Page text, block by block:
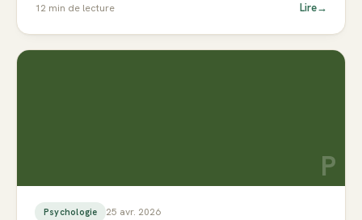
12 min de lecture Lire→
P
Psychologie 25 avr. 2026